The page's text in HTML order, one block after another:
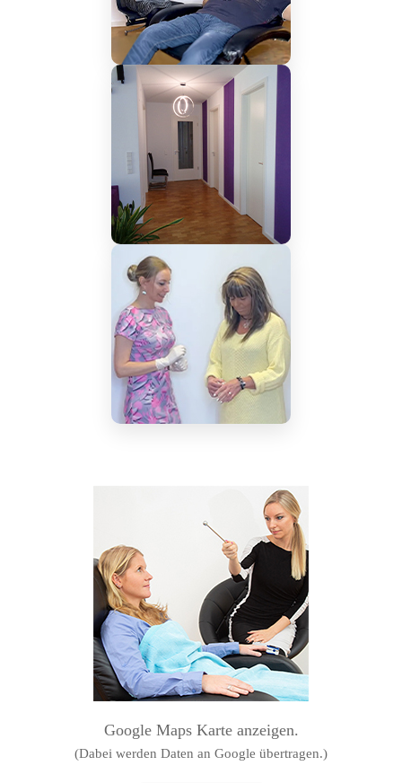
Google Maps Karte anzeigen.
(Dabei werden Daten an Google übertragen.)